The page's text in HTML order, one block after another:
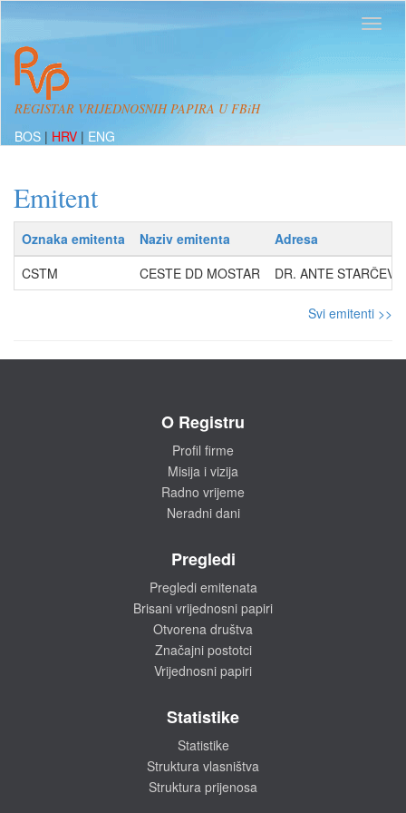
REGISTAR VRIJEDNOSNIH PAPIRA U FBiH
BOS | HRV | ENG
Emitent
Oznaka emitenta Naziv emitenta
Adresa
CSTM
CESTE DD MOSTAR DR. ANTE
Svi emitenti >>
O Registru
Profil firme
Misija i vizija
Radno vrijeme
Neradni dani
Pregledi
Pregledi emitenata
Brisani vrijednosni papiri
Otvorena društva
Značajni postotci
Vrijednosni papiri
Statistike
Statistike
Struktura vlasništva
Struktura prijenosa